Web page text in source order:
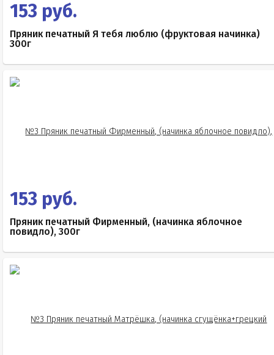
153 руб.
Пряник печатный Я тебя люблю (фруктовая начинка)
300г
153 руб.
Пряник печатный Фирменный, (начинка яблочное
повидло), 300г